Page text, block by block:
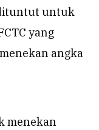
untuk
yang
angka
menekan